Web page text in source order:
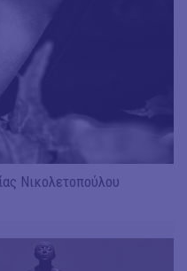
Νικολετοπούλου